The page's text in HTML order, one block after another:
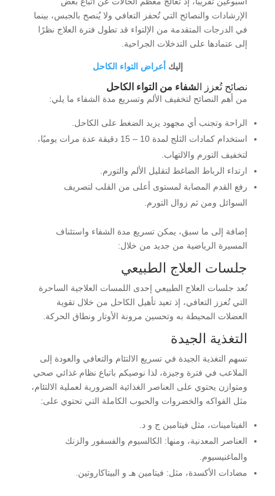
الإرشادات والنصائح التي تُحفز التعافي ولا يُنصح بالجبس، بينما
في الدرجات المتقدمة من الإلتواء قد تطول فترة العلاج نظرًا
إلى عتمادها على التدخلات الجراحية.
إليك أعراض التواء الكاحل
نصائح تُعزز الشفاء من التواء الكاحل
من أهم النصائح لتخفيف الألم وتسريع مدة الشفاء ما يلي:
الراحة وتجنب أي مجهود يزيد الضغط على الكاحل.
استخدام كمادات الثلج لمدة 10 – 15 دقيقة عدة مرات يوميًا،
لتخفيف التورم والالتهاب.
ارتداء الرباط الضاغط لتقليل الألم والتورم.
رفع القدم المصابة لمستوى أعلى من القلب لتصريف
السوائل ومن ثم زوال التورم.
إضافة إلى ما سبق، يمكن تسريع مدة الشفاء واستئناف
المسيرة الرياضية من جديد من خلال:
جلسات العلاج الطبيعي
تُعد جلسات العلاج الطبيعي إحدى اللمسات العلاجية الساحرة
التي تُعزز التعافي، إذ تعيد تأهيل الكاحل من خلال تقوية
العضلات المحيطة به وتحسين مرونة الأوتار ونطاق الحركة.
التغذية الجيدة
تسهم التغذية الجيدة في تسريع الالتئام والتعافي والعودة إلى
الملاعب في فترة وجيزة، لذا نوصيكم باتباع نظام غذائي صحي
ومتوازن يحتوي على العناصر الغذائية الضرورية لعملية الالتئام،
مثل الفواكه والخضروات والحبوب الكاملة التي تحتوي على:
الفيتامينات، مثل فيتامين ج و د.
العناصر المعدنية، ومنها: الكالسيوم والفسفور والزنك
والماغنيسيوم.
مضادات الأكسدة، مثل: فيتامين هـ و البيتاكاروتين.